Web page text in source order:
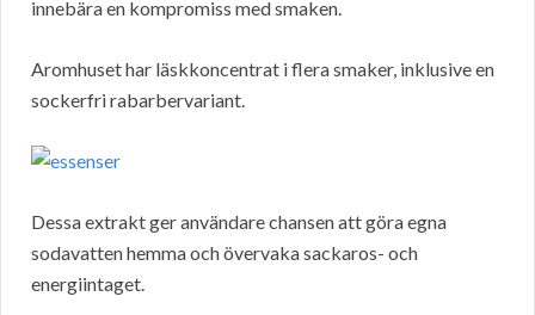
innebära en kompromiss med smaken.
Aromhuset har läskkoncentrat i flera smaker, inklusive en
sockerfri rabarbervariant.
Dessa extrakt ger användare chansen att göra egna
sodavatten hemma och övervaka sackaros- och
energiintaget.